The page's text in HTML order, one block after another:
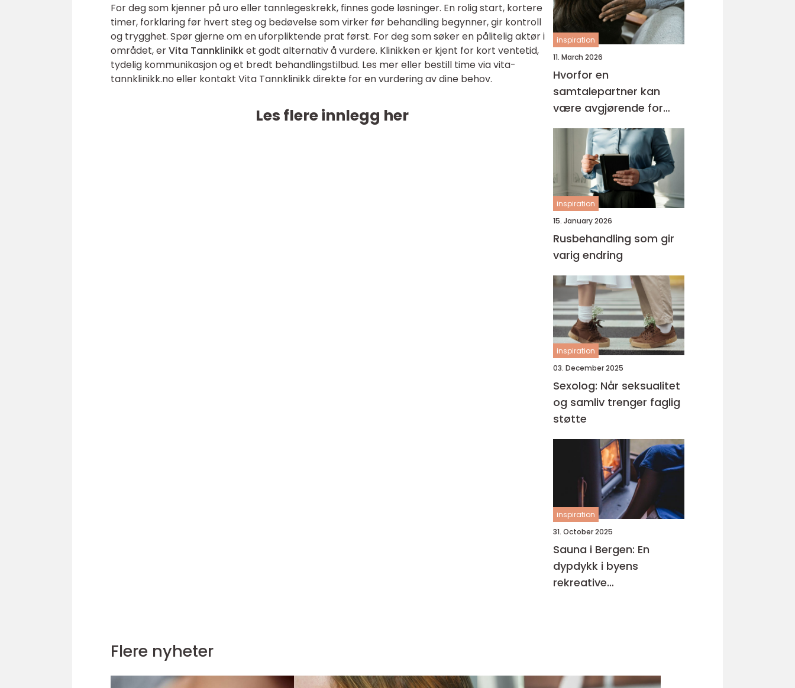
For deg som kjenner på uro eller tannlegeskrekk, finnes gode løsninger. En rolig start, kortere
timer, forklaring før hvert steg og bedøvelse som virker før behandling begynner, gir kontroll
og trygghet. Spør gjerne om en uforpliktende prat først. For deg som søker en pålitelig aktør i
området, erVita Tannklinikket godt alternativ å vurdere. Klinikken er kjent for kort ventetid,
tydelig kommunikasjon og et bredt behandlingstilbud. Les mer eller bestill time via vita-
tannklinikk.no eller kontakt Vita Tannklinikk direkte for en vurdering av dine behov.
Les flere innlegg her
inspiration
11. March 2026
Hvorfor en
samtalepartner kan
være avgjørende for
hverdagsmestring
inspiration
15. January 2026
Rusbehandling som gir
varig endring
inspiration
03. December 2025
Sexolog: Når seksualitet
og samliv trenger faglig
støtte
inspiration
31. October 2025
Sauna i Bergen: En
dypdykk i byens
rekreative
Flere nyheter